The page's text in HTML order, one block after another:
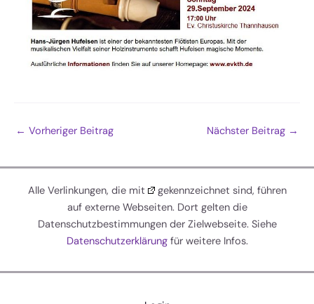
← Vorheriger Beitrag Nächster Beitrag →
Alle Verlinkungen, die mit
gekennzeichnet sind, führen
auf externe Webseiten. Dort gelten die
Datenschutzbestimmungen der Zielwebseite. Siehe
Datenschutzerklärungfür weitere Infos.